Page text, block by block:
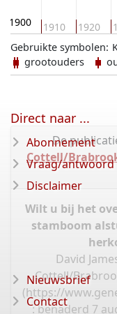
1900 1910 1920
Gebruikte symbolen:
grootouders
De
Cottell/
Wilt u bij het
stamboom
David
Cottell/
(https://
: benaderd 7
Direct naar ...
Abonnement
Vraag/antwoord
Disclaimer
Nieuwsbrief
Contact